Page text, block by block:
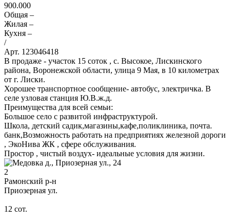
900.000
Общая –
Жилая –
Кухня –
/
Арт. 123046418
В продаже - участок 15 соток , с. Высокое, Лискинского
района, Воронежской области, улица 9 Мая, в 10 километрах
от г. Лиски.
Хорошее транспортное сообщение- автобус, электричка. В
селе узловая станция Ю.В.ж.д.
Преимущества для всей семьи:
Большое село с развитой инфраструктурой.
Школа, детский садик,магазины,кафе,поликлиника, почта.
банк,Возможность работать на предприятиях железной дороги
, ЭкоНива ЖК , сфере обслуживания.
Простор , чистый воздух- идеальные условия для жизни.
2
Рамонский р-н
Приозерная ул.
12 сот.